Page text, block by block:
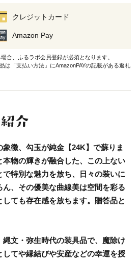
クレジットカード
Amazon Pay
合、ふるラボ会員登録が必須となります。
は「支払い方法」にAmazonPAYの記載がある返礼
徴、勾玉が純金【24K】で蘇りま
本物の輝きが融合した、この上ない
特別な魅力を放ち、日々の装いに
、その優美な曲線美は空間を彩る
ても存在感を放ちます。贈答品と
文・弥生時代の装具品で、魔除け
てや縁結びや安産などの幸運を授